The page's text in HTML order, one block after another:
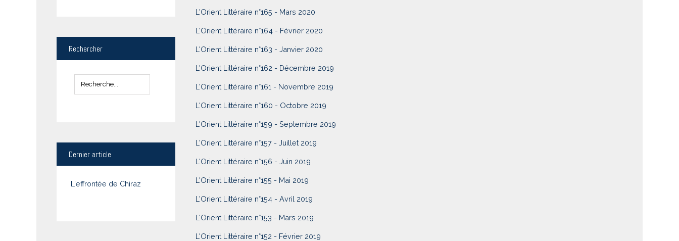
L'Orient Littéraire n°165 - Mars 2020
L'Orient Littéraire n°164 - Février 2020
L'Orient Littéraire n°163 - Janvier 2020
L'Orient Littéraire n°162 - Décembre 2019
L'Orient Littéraire n°161 - Novembre 2019
L'Orient Littéraire n°160 - Octobre 2019
L'Orient Littéraire n°159 - Septembre 2019
L'Orient Littéraire n°157 - Juillet 2019
L'Orient Littéraire n°156 - Juin 2019
L'Orient Littéraire n°155 - Mai 2019
L'Orient Littéraire n°154 - Avril 2019
L'Orient Littéraire n°153 - Mars 2019
L'Orient Littéraire n°152 - Février 2019
Rechercher
Dernier article
L'effrontée de Chiraz